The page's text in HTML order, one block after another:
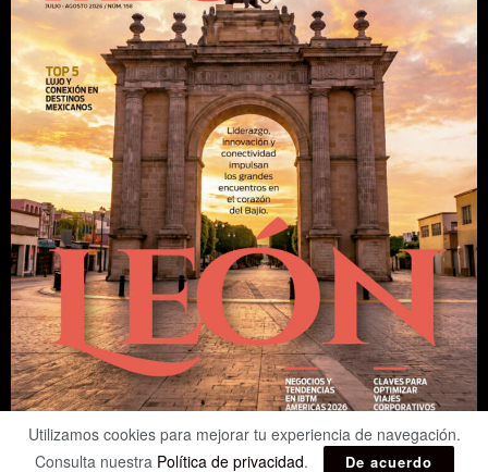
Utilizamos cookies para mejorar tu experiencia de navegación.
Consulta nuestra Política de privacidad. De acuerdo